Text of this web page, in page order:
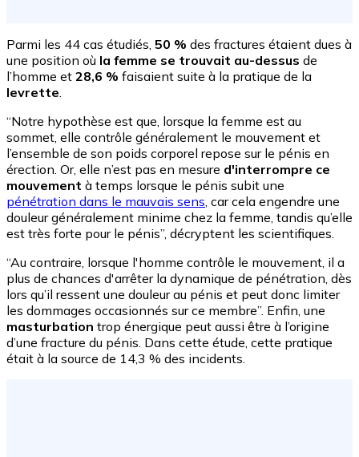
Parmi les 44 cas étudiés, 50 % des fractures étaient dues à
une position où la femme se trouvait au-dessus de
l’homme et 28,6 % faisaient suite à la pratique de la
levrette
“Notre hypothèse est que, lorsque la femme est au
sommet, elle contrôle généralement le mouvement et
l’ensemble de son poids corporel repose sur le pénis en
érection. Or, elle n’est pas en mesure d'interrompre ce
mouvement à temps lorsque le pénis subit une
pénétration dans le mauvais sens , car cela engendre une
douleur généralement minime chez la femme, tandis qu’elle
est très forte pour le pénis”, décryptent les scientifiques.
“Au contraire, lorsque l'homme contrôle le mouvement, il a
plus de chances d'arrêter la dynamique de pénétration, dès
lors qu’il ressent une douleur au pénis et peut donc limiter
les dommages occasionnés sur ce membre”. Enfin, une
masturbation trop énergique peut aussi être à l’origine
d’une fracture du pénis. Dans cette étude, cette pratique
était à la source de 14,3 % des incidents.